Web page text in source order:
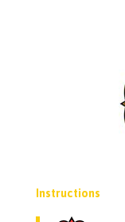
Instructions